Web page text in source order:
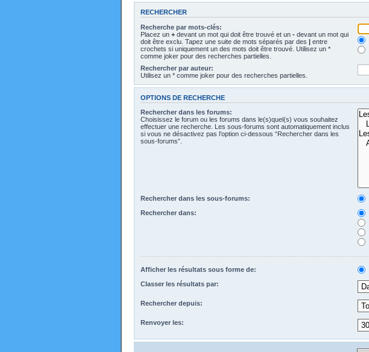
RECHERCHER
Recherche par mots-clés:
Placez un + devant un mot qui doit être trouvé et un - devant un mot qui
doit être exclu. Tapez une suite de mots séparés par des | entre
crochets si uniquement un des mots doit être trouvé. Utilisez un *
comme joker pour des recherches partielles.
Rechercher par auteur:
Utilisez un * comme joker pour des recherches partielles.
OPTIONS DE RECHERCHE
Rechercher dans les forums:
Choisissez le forum ou les forums dans le(s)quel(s) vous souhaitez
effectuer une recherche. Les sous-forums sont automatiquement inclus
si vous ne désactivez pas l’option ci-dessous “Rechercher dans les
sous-forums”.
Rechercher dans les sous-forums:
Rechercher dans:
Afficher les résultats sous forme de:
Classer les résultats par:
Rechercher depuis:
Renvoyer les: